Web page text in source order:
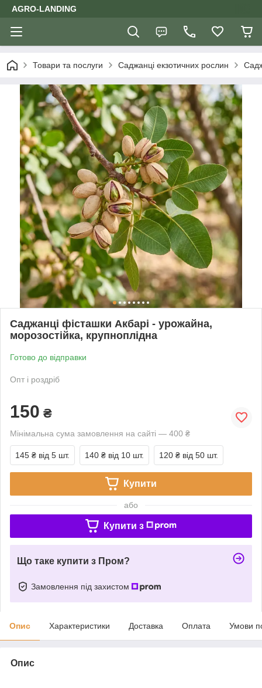
AGRO-LANDING
Товари та послуги Саджанці екзотичних рослин
Саджанці фісташки Акбарі - урожайна,
морозостійка, крупноплідна
Готово до відправки
Опт і роздріб
150 ₴
Мінімальна сума замовлення на сайті — 400 ₴
145 ₴ від 5 шт. 140 ₴ від 10 шт. 120 ₴ від 50 шт.
Купити
або
Купити з
Що таке купити з Пром?
Замовлення під захистом
Опис Характеристики Доставка Оплата Умови
Опис